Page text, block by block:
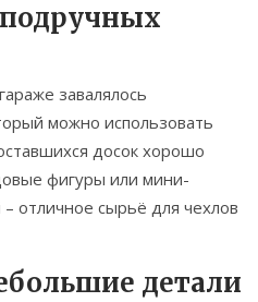
завалялось
можно использовать
досок хорошо
фигуры или мини-
отличное сырьё для чехлов
детали